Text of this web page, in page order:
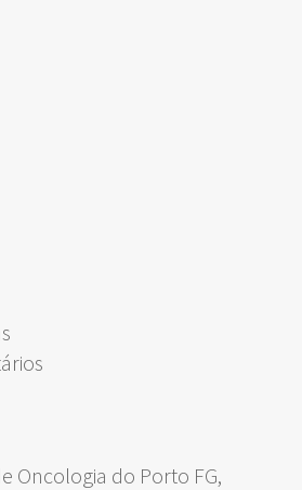
Oncologia do Porto FG,